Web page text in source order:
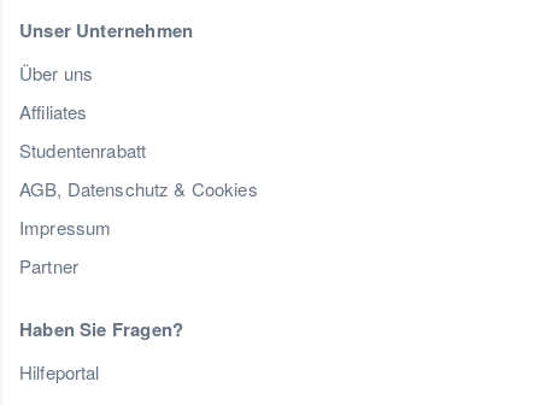
Unser Unternehmen
Über uns
Affiliates
Studentenrabatt
AGB, Datenschutz & Cookies
Impressum
Partner
Haben Sie Fragen?
Hilfeportal